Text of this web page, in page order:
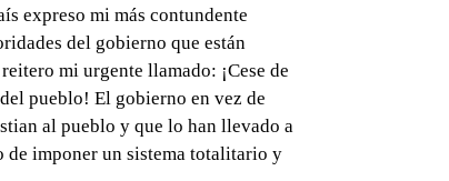
expreso mi más contundente
del gobierno que están
mi urgente llamado: ¡Cese de
pueblo! El gobierno en vez de
al pueblo y que lo han llevado a
imponer un sistema totalitario y